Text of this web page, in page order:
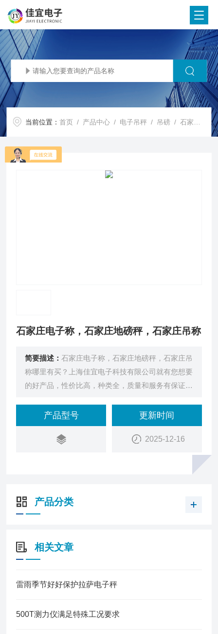
当前位置：首页 / 产品中心 / 电子吊秤 / 吊磅 / 石家庄电子称，石家庄地磅秤，石家庄吊称
石家庄电子称，石家庄地磅秤，石家庄吊称
简要描述：石家庄电子称，石家庄地磅秤，石家庄吊
称哪里有买？上海佳宜电子科技有限公司就有您想要
的好产品，性价比高，种类全，质量和服务有保证，
产品型号 更新时间
2025-12-16
产品分类
相关文章
雷雨季节好好保护拉萨电子秤
500T测力仪满足特殊工况要求